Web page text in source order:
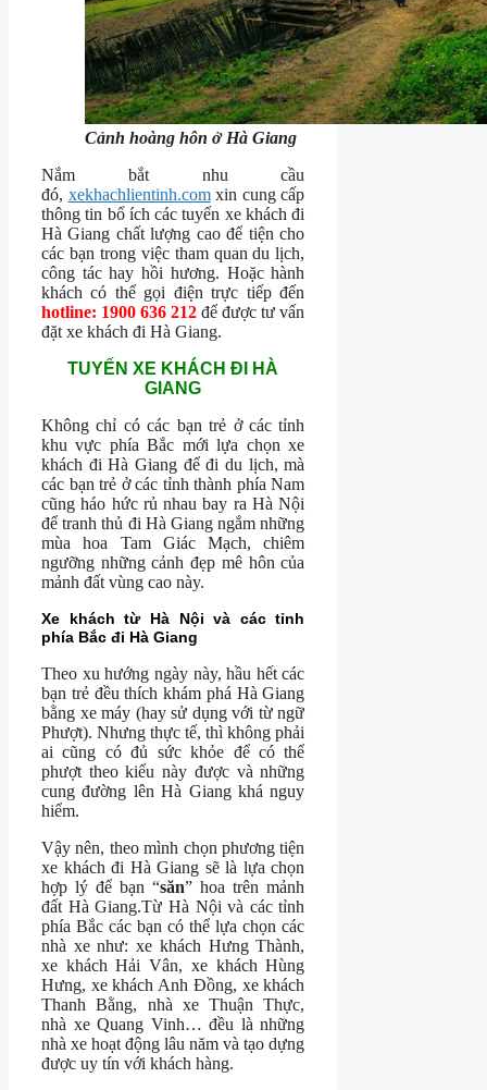
Cảnh hoàng hôn ở Hà Giang
Nắm bắt nhu cầu
đó, xekhachlientinh.comxin cung cấp
thông tin bổ ích các tuyến xe khách đi
Hà Giang chất lượng cao để tiện cho
các bạn trong việc tham quan du lịch,
công tác hay hồi hương. Hoặc hành
khách có thể gọi điện trực tiếp đến
hotline: 1900 636 212 để được tư vấn
đặt xe khách đi Hà Giang.
TUYẾN XE KHÁCH ĐI HÀ
GIANG
Không chỉ có các bạn trẻ ở các tỉnh
khu vực phía Bắc mới lựa chọn xe
khách đi Hà Giang để đi du lịch, mà
các bạn trẻ ở các tỉnh thành phía Nam
cũng háo hức rủ nhau bay ra Hà Nội
để tranh thủ đi Hà Giang ngắm những
mùa hoa Tam Giác Mạch, chiêm
ngưỡng những cảnh đẹp mê hôn của
mảnh đất vùng cao này.
Xe khách từ Hà Nội và các tỉnh
phía Bắc đi Hà Giang
Theo xu hướng ngày này, hầu hết các
bạn trẻ đều thích khám phá Hà Giang
bằng xe máy (hay sử dụng với từ ngữ
Phượt). Nhưng thực tế, thì không phải
ai cũng có đủ sức khỏe để có thể
phượt theo kiểu này được và những
cung đường lên Hà Giang khá nguy
hiểm.
Vậy nên, theo mình chọn phương tiện
xe khách đi Hà Giang sẽ là lựa chọn
hợp lý để bạn “săn” hoa trên mảnh
đất Hà Giang.Từ Hà Nội và các tỉnh
phía Bắc các bạn có thể lựa chọn các
nhà xe như: xe khách Hưng Thành,
xe khách Hải Vân, xe khách Hùng
Hưng, xe khách Anh Đồng, xe khách
Thanh Bằng, nhà xe Thuận Thực,
nhà xe Quang Vinh… đều là những
nhà xe hoạt động lâu năm và tạo dựng
được uy tín với khách hàng.